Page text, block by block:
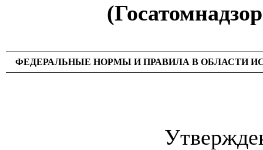
ФЕДЕРАЛЬНЫЕ НОРМЫ И ПРАВИЛА В ОБЛАСТИ